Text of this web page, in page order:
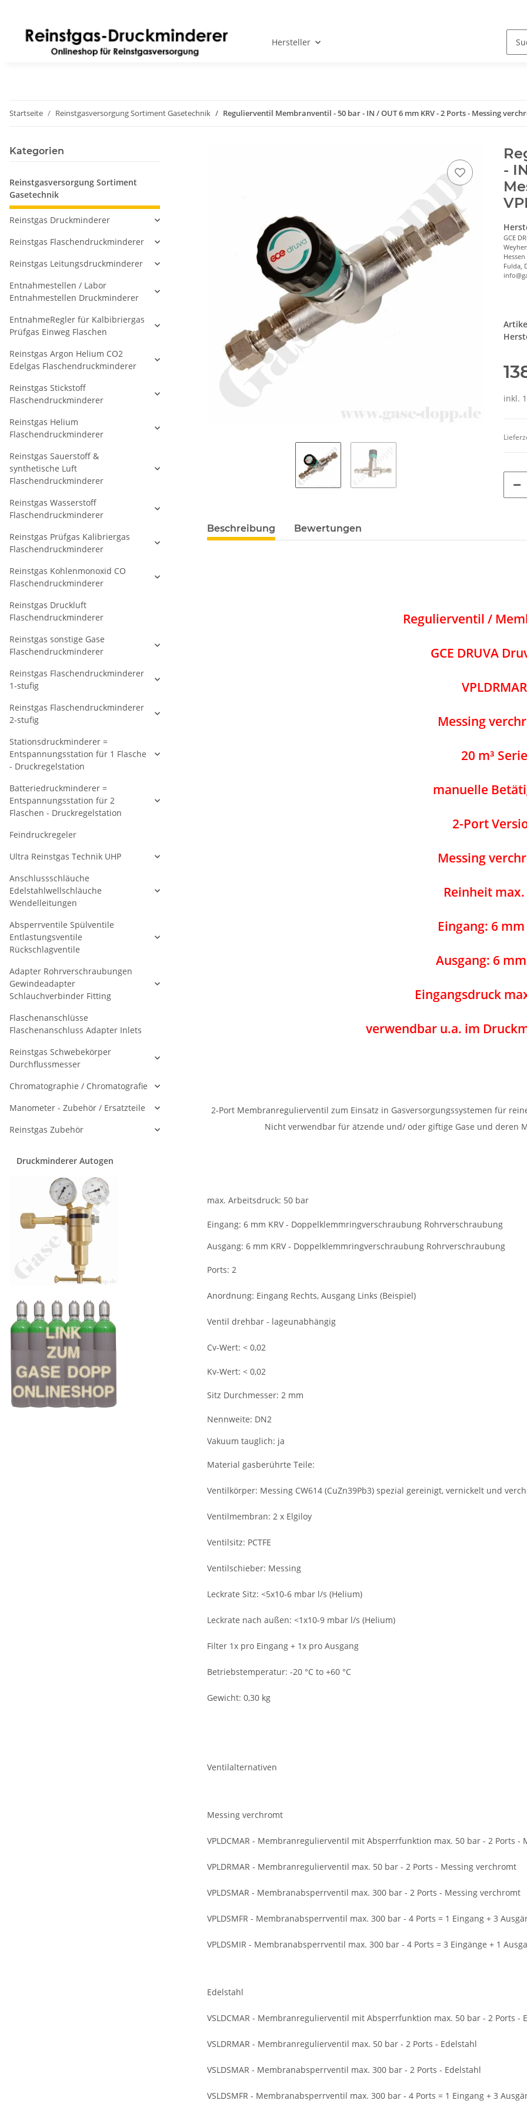
Hersteller
Startseite Reinstgasversorgung Sortiment Gasetechnik Regulierventil Membranventil - 50 bar - IN / OUT 6 mm KRV - 2 Ports - Messing
-
GCE
Hessen
Fulda,
inkl.
Beschreibung Bewertungen
Regulierventil /
GCE DRUVA
VPLDRMAR
Messing
20 m³ Serie
manuelle
2-Port
Messing
Reinheit max.
Eingang: 6 mm
Ausgang: 6 mm
Eingangsdruck
verwendbar u.a. im
2-Port Membranregulierventil zum Einsatz in Gasversorgungssystemen für
Nicht verwendbar für ätzende und/ oder giftige Gase und deren
max. Arbeitsdruck: 50 bar
Eingang: 6 mm KRV - Doppelklemmringverschraubung Rohrverschraubung
Ausgang: 6 mm KRV - Doppelklemmringverschraubung Rohrverschraubung
Ports: 2
Anordnung: Eingang Rechts, Ausgang Links (Beispiel)
Ventil drehbar - lageunabhängig
Cv-Wert: < 0,02
Kv-Wert: < 0,02
Sitz Durchmesser: 2 mm
Nennweite: DN2
Vakuum tauglich: ja
Material gasberührte Teile:
Ventilkörper: Messing CW614 (CuZn39Pb3) spezial gereinigt, vernickelt und
Ventilmembran: 2 x Elgiloy
Ventilsitz: PCTFE
Ventilschieber: Messing
Leckrate Sitz: <5x10-6 mbar l/s (Helium)
Leckrate nach außen: <1x10-9 mbar l/s (Helium)
Filter 1x pro Eingang + 1x pro Ausgang
Betriebstemperatur: -20 °C to +60 °C
Gewicht: 0,30 kg
Ventilalternativen
Messing verchromt
VPLDCMAR - Membranregulierventil mit Absperrfunktion max. 50 bar - 2 Ports -
VPLDRMAR - Membranregulierventil max. 50 bar - 2 Ports - Messing verchromt
VPLDSMAR - Membranabsperrventil max. 300 bar - 2 Ports - Messing verchromt
VPLDSMFR - Membranabsperrventil max. 300 bar - 4 Ports = 1 Eingang + 3
VPLDSMIR - Membranabsperrventil max. 300 bar - 4 Ports = 3 Eingänge + 1
Edelstahl
VSLDCMAR - Membranregulierventil mit Absperrfunktion max. 50 bar - 2 Ports -
VSLDRMAR - Membranregulierventil max. 50 bar - 2 Ports - Edelstahl
VSLDSMAR - Membranabsperrventil max. 300 bar - 2 Ports - Edelstahl
VSLDSMFR - Membranabsperrventil max. 300 bar - 4 Ports = 1 Eingang + 3
Kategorien
Reinstgasversorgung Sortiment
Gasetechnik
Reinstgas Druckminderer
Reinstgas Flaschendruckminderer
Reinstgas Leitungsdruckminderer
Entnahmestellen / Labor
Entnahmestellen Druckminderer
EntnahmeRegler für Kalbibriergas
Prüfgas Einweg Flaschen
Reinstgas Argon Helium CO2
Edelgas Flaschendruckminderer
Reinstgas Stickstoff
Flaschendruckminderer
Reinstgas Helium
Flaschendruckminderer
Reinstgas Sauerstoff &
synthetische Luft
Flaschendruckminderer
Reinstgas Wasserstoff
Flaschendruckminderer
Reinstgas Prüfgas Kalibriergas
Flaschendruckminderer
Reinstgas Kohlenmonoxid CO
Flaschendruckminderer
Reinstgas Druckluft
Flaschendruckminderer
Reinstgas sonstige Gase
Flaschendruckminderer
Reinstgas Flaschendruckminderer
1-stufig
Reinstgas Flaschendruckminderer
2-stufig
Stationsdruckminderer =
Entspannungsstation für 1 Flasche
- Druckregelstation
Batteriedruckminderer =
Entspannungsstation für 2
Flaschen - Druckregelstation
Feindruckregeler
Ultra Reinstgas Technik UHP
Anschlussschläuche
Edelstahlwellschläuche
Wendelleitungen
Absperrventile Spülventile
Entlastungsventile
Rückschlagventile
Adapter Rohrverschraubungen
Gewindeadapter
Schlauchverbinder Fitting
Flaschenanschlüsse
Flaschenanschluss Adapter Inlets
Reinstgas Schwebekörper
Durchflussmesser
Chromatographie / Chromatografie
Manometer - Zubehör / Ersatzteile
Reinstgas Zubehör
Druckminderer Autogen